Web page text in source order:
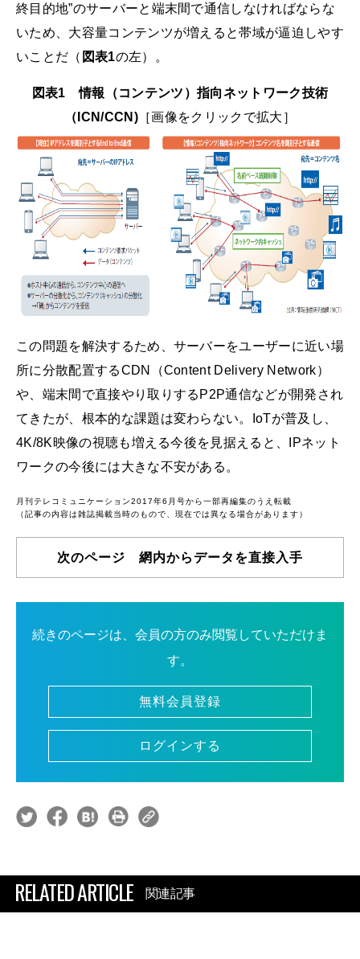
終目的地”のサーバーと端末間で通信しなければならな
いため、大容量コンテンツが増えると帯域が逼迫しやす
いことだ（ 図表1の左）。
図表1 情報（コンテンツ）指向ネットワーク技術
（ICN/CCN) ［画像をクリックで拡大］
この問題を解決するため、サーバーをユーザーに近い場
所に分散配置するCDN（Content Delivery Network）
や、端末間で直接やり取りするP2P通信などが開発され
てきたが、根本的な課題は変わらない。IoTが普及し、
4K/8K映像の視聴も増える今後を見据えると、IPネット
ワークの今後には大きな不安がある。
月刊テレコミュニケーション2017年6月号から一部再編集のうえ転載
（記事の内容は雑誌掲載当時のもので、現在では異なる場合があります）
次のページ 網内からデータを直接入手
続きのページは、会員の方のみ閲覧していただけま
す。
無料会員登録
ログインする
RELATED ARTICLE 関連記事